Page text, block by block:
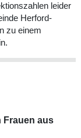
leider
Herford-
zu einem
Frauen aus